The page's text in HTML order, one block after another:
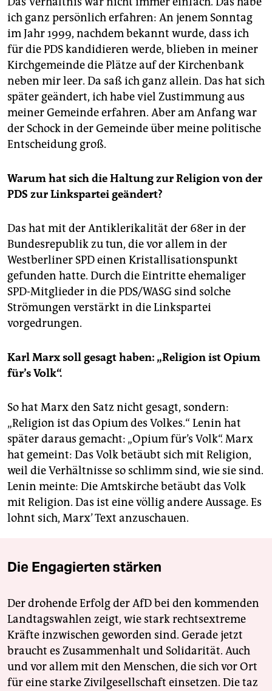
ich ganz persönlich erfahren: An jenem Sonntag
im Jahr 1999, nachdem bekannt wurde, dass ich
für die PDS kandidieren werde, blieben in meiner
Kirchgemeinde die Plätze auf der Kirchenbank
neben mir leer. Da saß ich ganz allein. Das hat sich
später geändert, ich habe viel Zustimmung aus
meiner Gemeinde erfahren. Aber am Anfang war
der Schock in der Gemeinde über meine politische
Entscheidung groß.
Warum hat sich die Haltung zur Religion von der
PDS zur Linkspartei geändert?
Das hat mit der Antiklerikalität der 68er in der
Bundesrepublik zu tun, die vor allem in der
Westberliner SPD einen Kristallisationspunkt
gefunden hatte. Durch die Eintritte ehemaliger
SPD-Mitglieder in die PDS/WASG sind solche
Strömungen verstärkt in die Linkspartei
vorgedrungen.
Karl Marx soll gesagt haben: „Religion ist Opium
für’s Volk“.
So hat Marx den Satz nicht gesagt, sondern:
„Religion ist das Opium des Volkes.“ Lenin hat
später daraus gemacht: „Opium für’s Volk“. Marx
hat gemeint: Das Volk betäubt sich mit Religion,
weil die Verhältnisse so schlimm sind, wie sie sind.
Lenin meinte: Die Amtskirche betäubt das Volk
mit Religion. Das ist eine völlig andere Aussage. Es
lohnt sich, Marx’ Text anzuschauen.
Die Engagierten stärken
Der drohende Erfolg der AfD bei den kommenden
Landtagswahlen zeigt, wie stark rechtsextreme
Kräfte inzwischen geworden sind. Gerade jetzt
braucht es Zusammenhalt und Solidarität. Auch
und vor allem mit den Menschen, die sich vor Ort
für eine starke Zivilgesellschaft einsetzen. Die taz